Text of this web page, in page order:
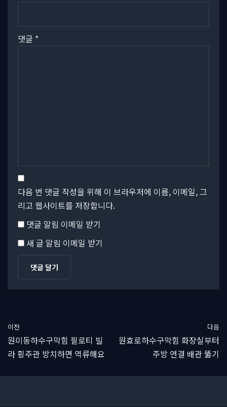
댓글 *
다음 번 댓글 작성을 위해 이 브라우저에 이름, 이메일, 그
리고 웹사이트를 저장합니다.
댓글 알림 이메일 받기
새 글 알림 이메일 받기
이전
원미동하수구막힘 필로티 빌
라 횡주관 방치하면 역류해요
다음
원효로하수구막힘 화장실부터
주방 연결 배관 뚫기